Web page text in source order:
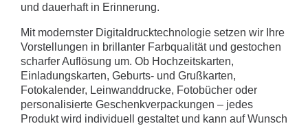
und dauerhaft in Erinnerung.
Mit modernster Digitaldrucktechnologie setzen wir Ihre
Vorstellungen in brillanter Farbqualität und gestochen
scharfer Auflösung um. Ob Hochzeitskarten,
Einladungskarten, Geburts- und Grußkarten,
Fotokalender, Leinwanddrucke, Fotobücher oder
personalisierte Geschenkverpackungen – jedes
Produkt wird individuell gestaltet und kann auf Wunsch